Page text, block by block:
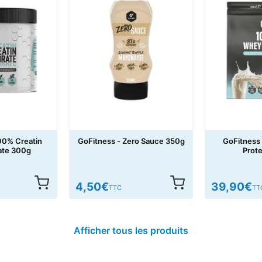
Creatin
300g
GoFitness - Zero Sauce 350g
4,50€TTC
GoFitness
39,90€
Afficher tous les produits